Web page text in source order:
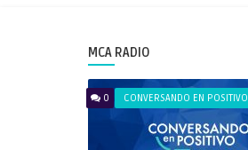
MCA RADIO
0 CONVERSANDO EN POSITIVO